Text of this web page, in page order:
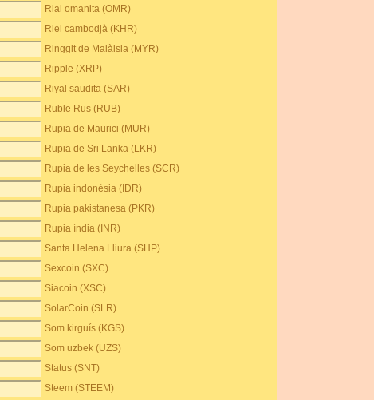
Rial omanita (OMR)
Riel cambodjà (KHR)
Ringgit de Malàisia (MYR)
Ripple (XRP)
Riyal saudita (SAR)
Ruble Rus (RUB)
Rupia de Maurici (MUR)
Rupia de Sri Lanka (LKR)
Rupia de les Seychelles (SCR)
Rupia indonèsia (IDR)
Rupia pakistanesa (PKR)
Rupia índia (INR)
Santa Helena Lliura (SHP)
Sexcoin (SXC)
Siacoin (XSC)
SolarCoin (SLR)
Som kirguís (KGS)
Som uzbek (UZS)
Status (SNT)
Steem (STEEM)